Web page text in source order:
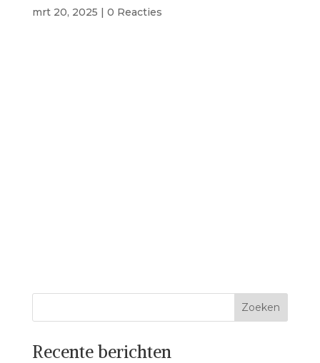
mrt 20, 2025 | 0 Reacties
Recente berichten